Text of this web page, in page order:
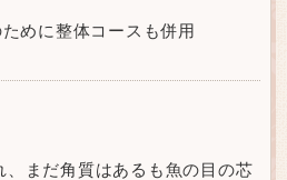
めに整体コースも併用
、まだ角質はあるも魚の目の芯